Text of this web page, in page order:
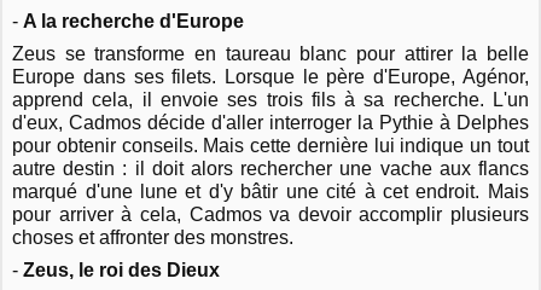
-A la recherche d'Europe
Zeus se transforme en taureau blanc pour attirer la belle
Europe dans ses filets. Lorsque le père d'Europe, Agénor,
apprend cela, il envoie ses trois fils à sa recherche. L'un
d'eux, Cadmos décide d'aller interroger la Pythie à Delphes
pour obtenir conseils. Mais cette dernière lui indique un tout
autre destin : il doit alors rechercher une vache aux flancs
marqué d'une lune et d'y bâtir une cité à cet endroit. Mais
pour arriver à cela, Cadmos va devoir accomplir plusieurs
choses et affronter des monstres.
-Zeus, le roi des Dieux